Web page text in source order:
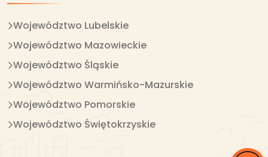
Województwo Lubelskie
Województwo Mazowieckie
Województwo Śląskie
Województwo Warmińsko-Mazurskie
Województwo Pomorskie
Województwo Świętokrzyskie